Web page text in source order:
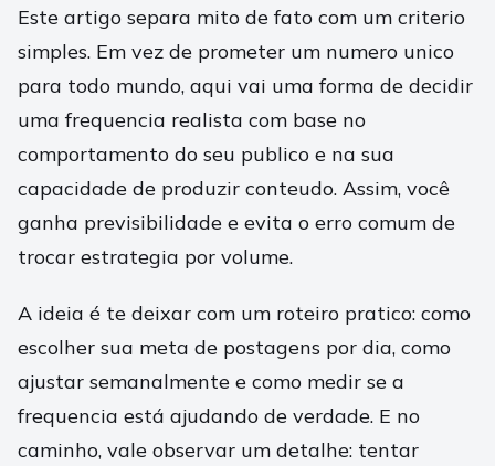
Este artigo separa mito de fato com um criterio
simples. Em vez de prometer um numero unico
para todo mundo, aqui vai uma forma de decidir
uma frequencia realista com base no
comportamento do seu publico e na sua
capacidade de produzir conteudo. Assim, você
ganha previsibilidade e evita o erro comum de
trocar estrategia por volume.
A ideia é te deixar com um roteiro pratico: como
escolher sua meta de postagens por dia, como
ajustar semanalmente e como medir se a
frequencia está ajudando de verdade. E no
caminho, vale observar um detalhe: tentar